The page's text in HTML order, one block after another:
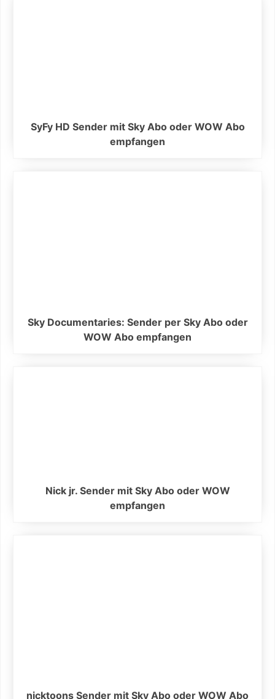
SyFy HD Sender mit Sky Abo oder WOW Abo
empfangen
Sky Documentaries: Sender per Sky Abo oder
WOW Abo empfangen
Nick jr. Sender mit Sky Abo oder WOW
empfangen
nicktoons Sender mit Sky Abo oder WOW Abo